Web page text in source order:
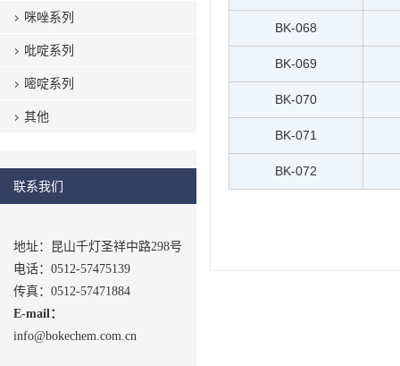
咪唑系列
吡啶系列
嘧啶系列
其他
联系我们
地址：昆山千灯圣祥中路298号
电话：0512-57475139
传真：0512-57471884
E-mail：
info@bokechem.com.cn
BK-068
BK-069
BK-070
BK-071
BK-072